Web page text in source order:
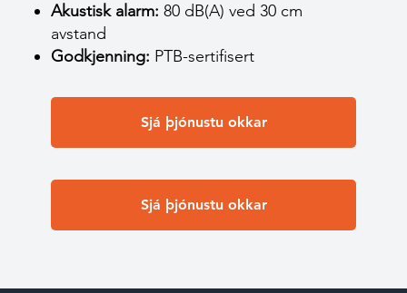
Akustisk alarm: 80 dB(A) ved 30 cm
avstand
Godkjenning: PTB-sertifisert
Sjá þjónustu okkar
Sjá þjónustu okkar